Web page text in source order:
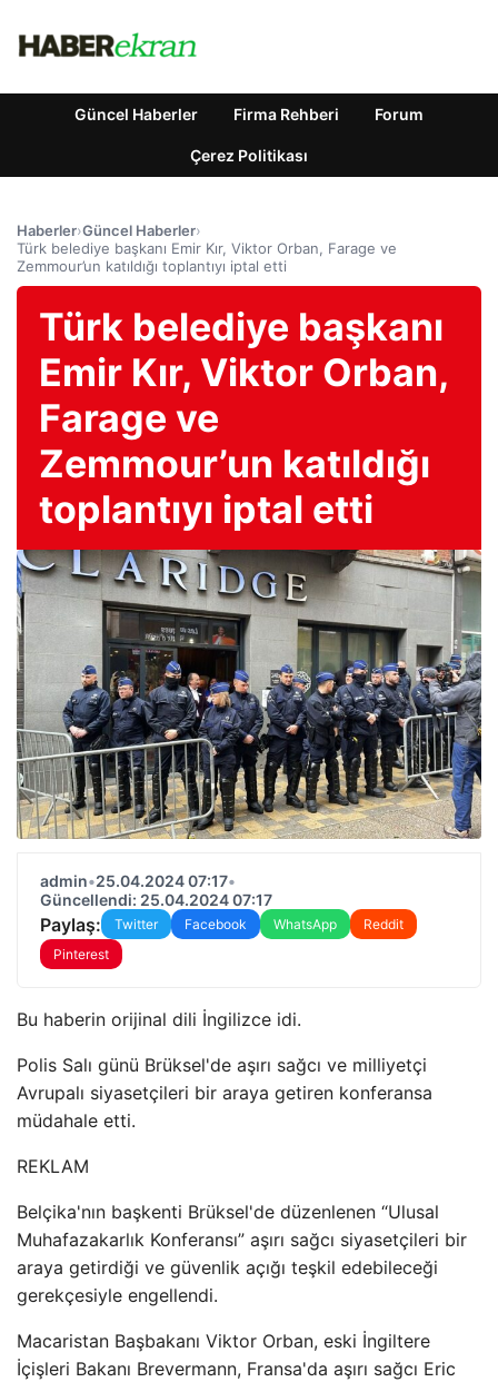
Güncel Haberler Firma Rehberi Forum
Çerez Politikası
Haberler›Güncel Haberler›
Türk belediye başkanı Emir Kır, Viktor Orban, Farage ve
Zemmour’un katıldığı toplantıyı iptal etti
Türk belediye başkanı
Emir Kır, Viktor Orban,
Farage ve
Zemmour’un katıldığı
toplantıyı iptal etti
admin•25.04.2024 07:17•
Güncellendi: 25.04.2024 07:17
Paylaş: Twitter Facebook WhatsApp
Reddit
Pinterest
Bu haberin orijinal dili İngilizce idi.
Polis Salı günü Brüksel'de aşırı sağcı ve milliyetçi
Avrupalı ​​siyasetçileri bir araya getiren konferansa
müdahale etti.
REKLAM
Belçika'nın başkenti Brüksel'de düzenlenen “Ulusal
Muhafazakarlık Konferansı” aşırı sağcı siyasetçileri bir
araya getirdiği ve güvenlik açığı teşkil edebileceği
gerekçesiyle engellendi.
Macaristan Başbakanı Viktor Orban, eski İngiltere
İçişleri Bakanı Brevermann, Fransa'da aşırı sağcı Eric